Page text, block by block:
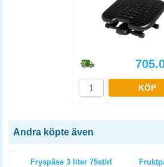
KÖP
Andra köpte även
Fryspåse 3 liter 75st/rl